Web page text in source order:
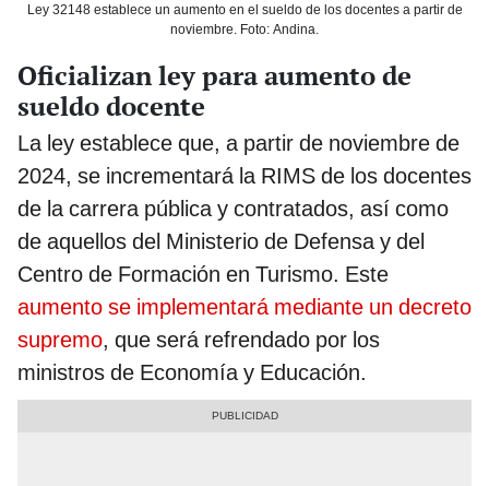
Ley 32148 establece un aumento en el sueldo de los docentes a partir de
noviembre. Foto: Andina.
Oficializan ley para aumento de
sueldo docente
La ley establece que, a partir de noviembre de
2024, se incrementará la RIMS de los docentes
de la carrera pública y contratados, así como
de aquellos del Ministerio de Defensa y del
Centro de Formación en Turismo. Este
aumento se implementará mediante un decreto
supremo, que será refrendado por los
ministros de Economía y Educación.